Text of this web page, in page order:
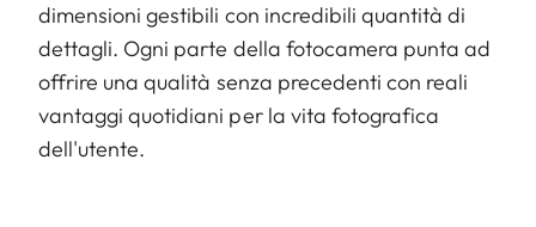
dimensioni gestibili con incredibili quantità di
dettagli. Ogni parte della fotocamera punta ad
offrire una qualità senza precedenti con reali
vantaggi quotidiani per la vita fotografica
dell'utente.